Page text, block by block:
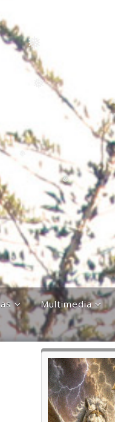
❅
❅
❅
❅
Multimedia
Audios
Documentos
Videos